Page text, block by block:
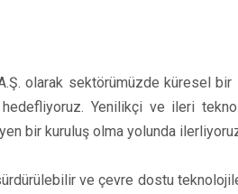
olarak sektörümüzde küresel
hedefliyoruz. Yenilikçi ve ileri
bir kuruluş olma yolunda
ve çevre dostu